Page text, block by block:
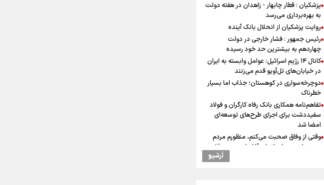
پزشکیان : قطار چابهار - زاهدان در هفته دولت
به بهره‌برداری می‌رسد
روایت پزشکیان از انحلال بانک آینده
رئیس جمهور : فشار خارجی در دولت
چهاردهم به بیشترین حد خود رسیده
کانال ۱۴ رژیم اسرائیل: عوامل وابسته به ایران
در خیابان‌های تل‌آویو قدم می‌زنند
دوچرخه‌سواری در کوهستان؛ جذاب اما بسیار
خطرناک
تفاهم‌نامه همکاری بانک رفاه کارگران و فولاد
سفیددشت برای اجرای طرح‌های توسعه‌ای
امضا شد
وقتی از وفاق صحبت می‌کنم، منظورم مردم
هستند/ مسیر اصلاحات آغاز شده و متوقف
آرشیو